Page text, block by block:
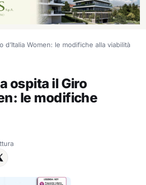
d’Italia Women: le modifiche alla viabilità
ospita il Giro
le modifiche